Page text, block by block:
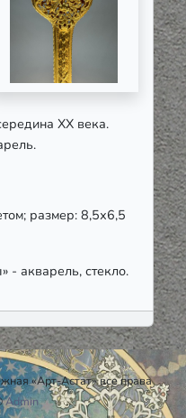
ХХ века.
размер: 8,5х6,5
- акварель, стекло.
«Арт-Астат» все права
Admin